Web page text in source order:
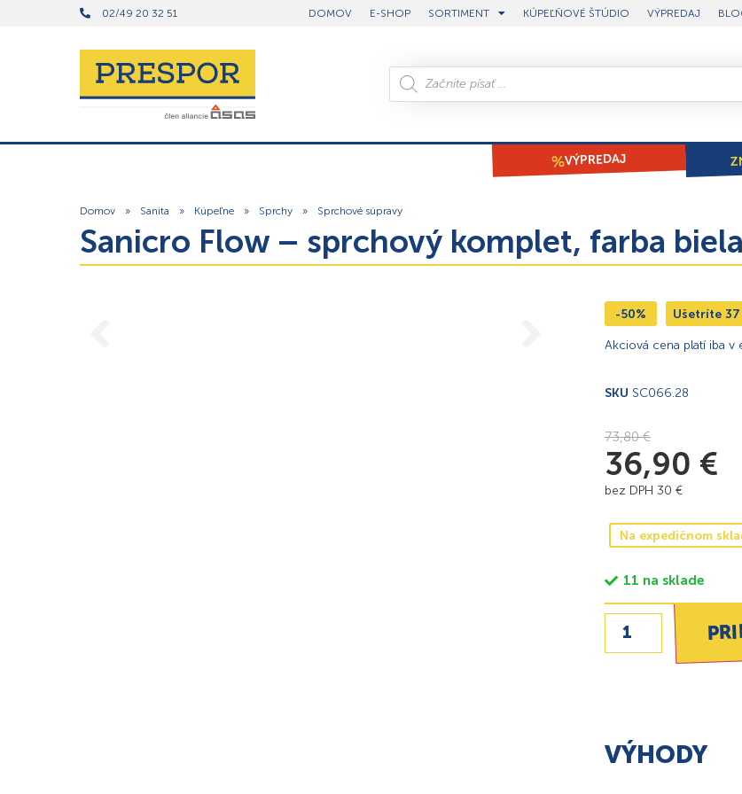
02/49 20 32 51 DOMOV E-SHOP SORTIMENT KÚPEĽŇOVÉ ŠTÚDIO VÝPREDAJ
VÝPREDAJ
Domov » Sanita » Kúpeľne » Sprchy » Sprchové súpravy
Sanicro Flow – sprchový komplet, farba
-50% Ušetríte 37
Akciová cena platí iba v
SKU SC066.28
73,80€
36,90 €
bez DPH 30 €
Na expedičnom
11 na sklade
VÝHODY